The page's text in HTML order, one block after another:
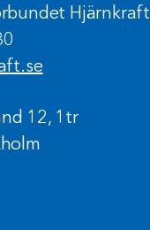
Hjärnkraft
12, 1tr